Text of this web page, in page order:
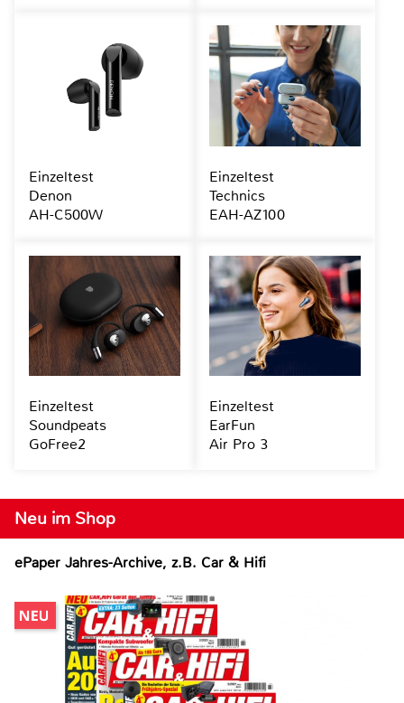
Neu im Shop
ePaper Jahres-Archive, z.B. Car & Hifi
Einzeltest
Denon
AH-C500W
Einzeltest
Technics
EAH-AZ100
Einzeltest
Soundpeats
GoFree2
Einzeltest
EarFun
Air Pro 3